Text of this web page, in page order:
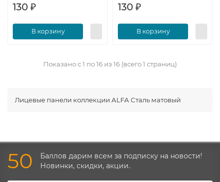
130 ₽
В корзину
130 ₽
В корзину
Показано с 1 по 16 из 16 (всего 1 страниц)
Лицевые панели коллекции ALFA Сталь матовый
50
Баллов дарим всем за подписку на новости!
Новинки, скидки, акции.